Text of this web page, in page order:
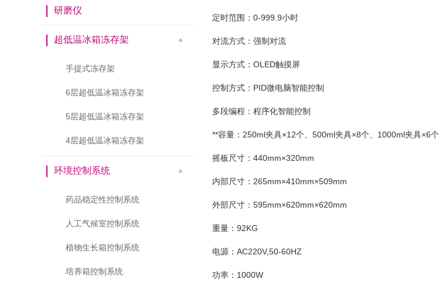
研磨仪
超低温冰箱冻存架
手提式冻存架
6层超低温冰箱冻存架
5层超低温冰箱冻存架
4层超低温冰箱冻存架
环境控制系统
药品稳定性控制系统
人工气候室控制系统
植物生长箱控制系统
培养箱控制系统
定时范围：0-999.9小时
对流方式：强制对流
显示方式：OLED触摸屏
控制方式：PID微电脑智能控制
多段编程：程序化智能控制
**容量：250ml夹具×12个、500ml夹具×8个、1000ml夹具×6个
摇板尺寸：440mm×320mm
内部尺寸：265mm×410mm×509mm
外部尺寸：595mm×620mm×620mm
重量：92KG
电源：AC220V,50-60HZ
功率：1000W